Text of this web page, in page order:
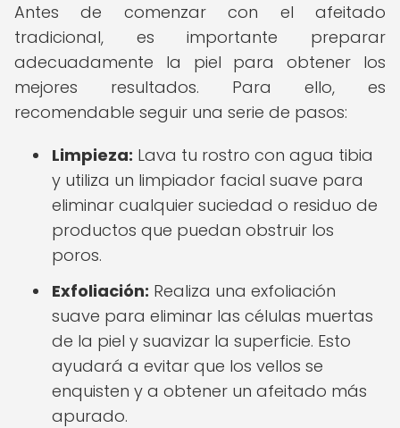
Antes de comenzar con el afeitado
tradicional, es importante preparar
adecuadamente la piel para obtener los
mejores resultados. Para ello, es
recomendable seguir una serie de pasos:
Limpieza: Lava tu rostro con agua tibia
y utiliza un limpiador facial suave para
eliminar cualquier suciedad o residuo de
productos que puedan obstruir los
poros.
Exfoliación: Realiza una exfoliación
suave para eliminar las células muertas
de la piel y suavizar la superficie. Esto
ayudará a evitar que los vellos se
enquisten y a obtener un afeitado más
apurado.